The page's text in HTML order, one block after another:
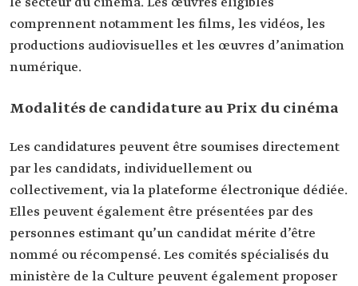
comprennent notamment les films, les vidéos, les
productions audiovisuelles et les œuvres d’animation
numérique.
Modalités de candidature au Prix du cinéma
Les candidatures peuvent être soumises directement
par les candidats, individuellement ou
collectivement, via la plateforme électronique dédiée.
Elles peuvent également être présentées par des
personnes estimant qu’un candidat mérite d’être
nommé ou récompensé. Les comités spécialisés du
ministère de la Culture peuvent également proposer